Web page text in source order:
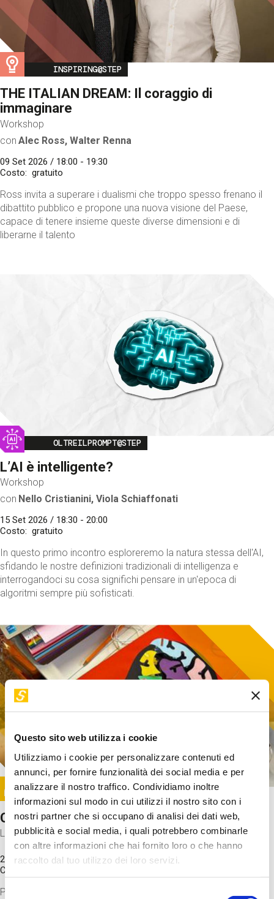
Questo sito web utilizza i cookie
Utilizziamo i cookie per personalizzare contenuti ed
annunci, per fornire funzionalità dei social media e per
analizzare il nostro traffico. Condividiamo inoltre
informazioni sul modo in cui utilizzi il nostro sito con i
nostri partner che si occupano di analisi dei dati web,
pubblicità e social media, i quali potrebbero combinarle
con altre informazioni che hai fornito loro o che hanno
raccolto dal tuo utilizzo dei loro servizi.
Selezione
Image
INSPIRING@STEP
THE ITALIAN DREAM: Il coraggio di
immaginare
Workshop
con Alec Ross, Walter Renna
09 Set 2026 / 18:00 - 19:30
Costo
gratuito
Ross invita a superare i dualismi che troppo spesso frenano il
dibattito pubblico e propone una nuova visione del Paese,
capace di tenere insieme queste diverse dimensioni e di
liberarne il talento
Image
OLTREILPROMPT@STEP
L’AI è intelligente?
Workshop
con Nello Cristianini, Viola Schiaffonati
15 Set 2026 / 18:30 - 20:00
Costo
gratuito
In questo primo incontro esploreremo la natura stessa dell'AI,
sfidando le nostre definizioni tradizionali di intelligenza e
interrogandoci su cosa significhi pensare in un'epoca di
algoritmi sempre più sofisticati.
Image
SUNDAY@STEP
Come funziona il cervello?
Laboratorio
20 Set 2026 / 11:15 - 13:00
Costo
Proveremo a costruire un cervello in cartoncino cercando di